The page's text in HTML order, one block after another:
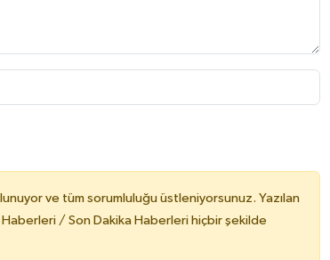
ve tüm sorumluluğu üstleniyorsunuz. Yazılan
/ Son Dakika Haberleri hiçbir şekilde